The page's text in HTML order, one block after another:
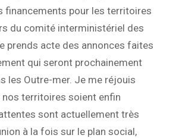
financements pour les territoires
du comité interministériel des
prends acte des annonces faites
qui seront prochainement
les Outre-mer. Je me réjouis
nos territoires soient enfin
sont actuellement très
à la fois sur le plan social,